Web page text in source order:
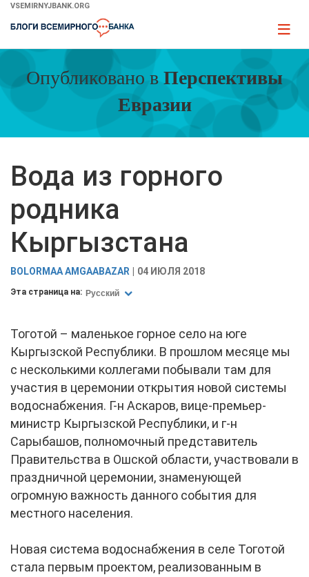
Skip
Main
VSEMIRNYJBANK.ORG
Page
Опубликовано в Перспективы
Евразии
Вода из горного
родника
Кыргызстана
BOLORMAA AMGAABAZAR 04 ИЮЛЯ 2018
Эта страница на: Русский
Тоготой – маленькое горное село на юге
Кыргызской Республики. В прошлом месяце мы
с несколькими коллегами побывали там для
участия в церемонии открытия новой системы
водоснабжения. Г-н Аскаров, вице-премьер-
министр Кыргызской Республики, и г-н
Сарыбашов, полномочный представитель
Правительства в Ошской области, участвовали в
праздничной церемонии, знаменующей
огромную важность данного события для
местного населения.
Новая система водоснабжения в селе Тоготой
стала первым проектом, реализованным в